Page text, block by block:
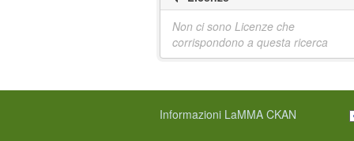
Non ci sono Licenze che
corrispondono a questa ricerca
Informazioni LaMMA CKAN